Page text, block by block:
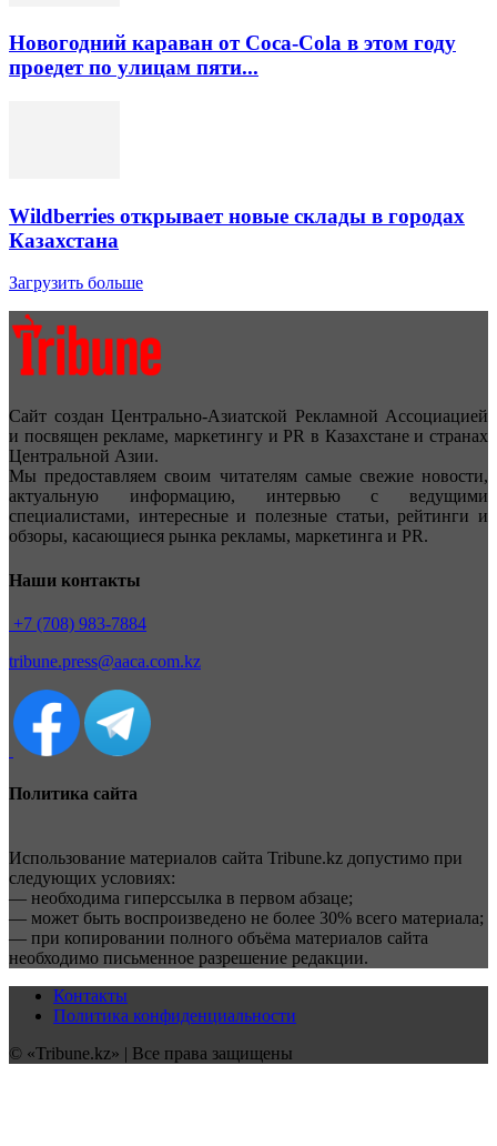
Новогодний караван от Coca-Cola в этом году
проедет по улицам пяти...
Wildberries открывает новые склады в городах
Казахстана
Загрузить больше
Сайт создан Центрально-Азиатской Рекламной Ассоциацией
и посвящен рекламе, маркетингу и PR в Казахстане и странах
Центральной Азии.
Мы предоставляем своим читателям самые свежие новости,
актуальную информацию, интервью с ведущими
специалистами, интересные и полезные статьи, рейтинги и
обзоры, касающиеся рынка рекламы, маркетинга и PR.
Наши контакты
+7 (708) 983-7884
tribune.press@aaca.com.kz
Политика сайта
Использование материалов сайта Tribune.kz допустимо при
следующих условиях:
— необходима гиперссылка в первом абзаце;
— может быть воспроизведено не более 30% всего материала;
— при копировании полного объёма материалов сайта
необходимо письменное разрешение редакции.
Контакты
Политика конфиденциальности
© «Tribune.kz» | Все права защищены